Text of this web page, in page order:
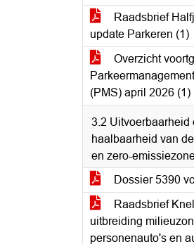
Raadsbrief
update Parkeren (1)
Overzicht
(PMS) april 2026 (1)
3.2 Uitvoerbaarheid
haalbaarheid van
en zero-
Dossier 5390
Raadsbrief
uitbreiding
personenauto's en